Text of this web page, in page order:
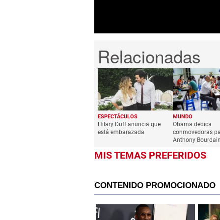
ESPECTÁCULOS
Hilary Duff anuncia que
está embarazada
MUNDO
Obama dedica
conmovedoras
Anthony Bourdain
MIS TEMAS PREFERIDOS